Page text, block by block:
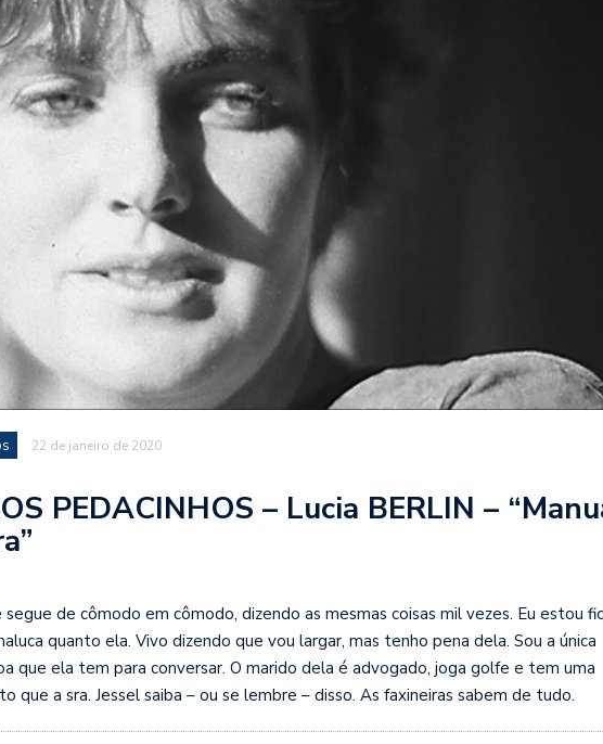
22 de janeiro de 2020
PEDACINHOS – Lucia BERLIN –
segue de cômodo em cômodo, dizendo as mesmas coisas mil vezes. Eu estou
quanto ela. Vivo dizendo que vou largar, mas tenho pena dela. Sou a única
que ela tem para conversar. O marido dela é advogado, joga golfe e tem uma
que a sra. Jessel saiba – ou se lembre – disso. As faxineiras sabem de tudo.